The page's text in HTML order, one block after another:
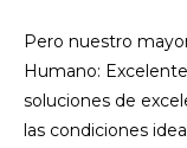
Pero nuestro
Humano:
soluciones de
las condiciones